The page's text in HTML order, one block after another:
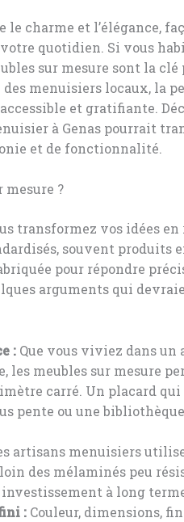
charme et l’élégance,
quotidien. Si vous
sur mesure sont la
menuisiers locaux, la
et gratifiante.
à Genas pourrait
et de fonctionnalité.
mesure ?
transformez vos idées en
souvent produits
pour répondre
arguments qui
: Que vous viviez dans un
les meubles sur mesure
carré. Un placard qui
pente ou une
artisans menuisiers
des mélaminés peu
investissement à long
: Couleur, dimensions,